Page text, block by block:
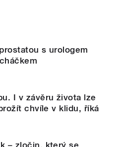
s urologem
I v závěru života lze
chvíle v klidu, říká
– zločin, který se